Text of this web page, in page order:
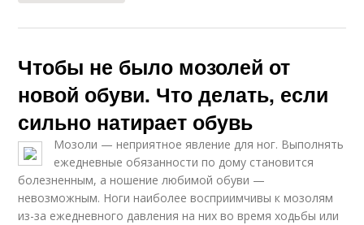
Чтобы не было мозолей от
новой обуви. Что делать, если
сильно натирает обувь
Мозоли — неприятное явление для ног. Выполнять
ежедневные обязанности по дому становится
болезненным, а ношение любимой обуви —
невозможным. Ноги наиболее восприимчивы к мозолям
из-за ежедневного давления на них во время ходьбы или